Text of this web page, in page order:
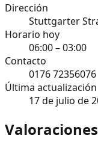
Dirección
Stuttgarter
Horario hoy
06:00 – 03:00
Contacto
0176 72356076
Última actualización
17 de julio de
Valoraciones